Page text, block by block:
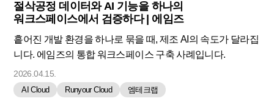
절삭공정 데이터와 AI 기능을 하나의
워크스페이스에서 검증하다 | 에임즈
흩어진 개발 환경을 하나로 묶을 때, 제조 AI의 속도가 달라집
니다. 에임즈의 통합 워크스페이스 구축 사례입니다.
2026.04.15.
AI Cloud Runyour Cloud 엠테크랩